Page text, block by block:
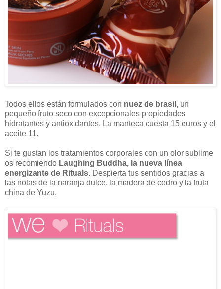
Todos ellos están formulados con nuez de brasil, un
pequeño fruto seco con excepcionales propiedades
hidratantes y antioxidantes. La manteca cuesta 15 euros y el
aceite 11.
Si te gustan los tratamientos corporales con un olor sublime
os recomiendo Laughing Buddha, la nueva línea
energizante de Rituals. Despierta tus sentidos gracias a
las notas de la naranja dulce, la madera de cedro y la fruta
china de Yuzu.